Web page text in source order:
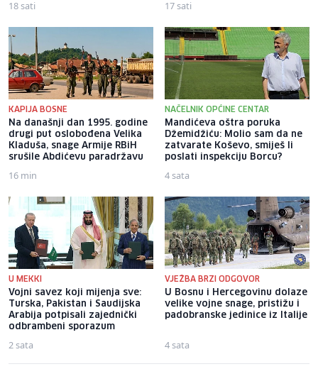
18 sati 17 sati
KAPIJA BOSNE
Na današnji dan 1995. godine
drugi put oslobođena Velika
Kladuša, snage Armije RBiH
srušile Abdićevu paradržavu
16 min
NAČELNIK OPĆINE CENTAR
Mandićeva oštra poruka
Džemidžiću: Molio sam da ne
zatvarate Koševo, smiješ li
poslati inspekciju Borcu?
4 sata
U MEKKI
Vojni savez koji mijenja sve:
Turska, Pakistan i Saudijska
Arabija potpisali zajednički
odbrambeni sporazum
2 sata
VJEŽBA BRZI ODGOVOR
U Bosnu i Hercegovinu dolaze
velike vojne snage, pristižu i
padobranske jedinice iz Italije
4 sata